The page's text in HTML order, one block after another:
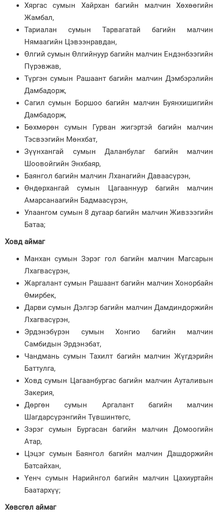
Хяргас сумын Хайрхан багийн малчин Хөхөөгийн
Жамбал,
Тариалан сумын Тарвагатай багийн малчин
Нямаагийн Цэвээнравдан,
Өлгий сумын Өлгийнуур багийн малчин Ендэнбээгийн
Пүрэвжав,
Түргэн сумын Рашаант багийн малчин Дэмбэрэлийн
Дамбадорж,
Сагил сумын Боршоо багийн малчин Буянхишигийн
Дамбадорж,
Бөхмөрөн сумын Гурван жигэртэй багийн малчин
Тэсвээгийн Мөнхбат,
Зүүнхангай сумын Даланбулаг багийн малчин
Шоовойгийн Энхбаяр,
Баянгол багийн малчин Лханагийн Даваасүрэн,
Өндөрхангай сумын Цагааннуур багийн малчин
Амарсанаагийн Бадмаасүрэн,
Улаангом сумын 8 дугаар багийн малчин Живзээгийн
Батаа;
Ховд аймаг
Манхан сумын Зэрэг гол багийн малчин Магсарын
Лхагвасүрэн,
Жаргалант сумын Рашаант багийн малчин Хонорбайн
Өмирбек,
Дарви сумын Дэлгэр багийн малчин Дамдиндоржийн
Лхагвасүрэн,
Эрдэнэбүрэн сумын Хонгио багийн малчин
Самбидын Эрдэнэбат,
Чандмань сумын Тахилт багийн малчин Жүгдэрийн
Баттулга,
Ховд сумын Цагаанбургас багийн малчин Ауталивын
Закерия,
Дөргөн сумын Аргалант багийн малчин
Шагдарсүрэнгийн Түвшинтөгс,
Зэрэг сумын Бургасан багийн малчин Домоогийн
Атар,
Цэцэг сумын Баянгол багийн малчин Дашдоржийн
Батсайхан,
Үенч сумын Нарийнгол багийн малчин Цахиуртайн
Баатархүү;
Хөвсгөл аймаг